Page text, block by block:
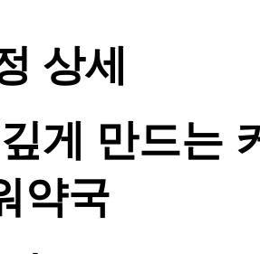
상세
게 만드는
약국